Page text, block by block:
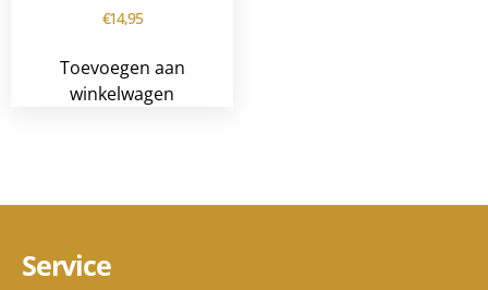
€14,95
Toevoegen aan
winkelwagen
Service